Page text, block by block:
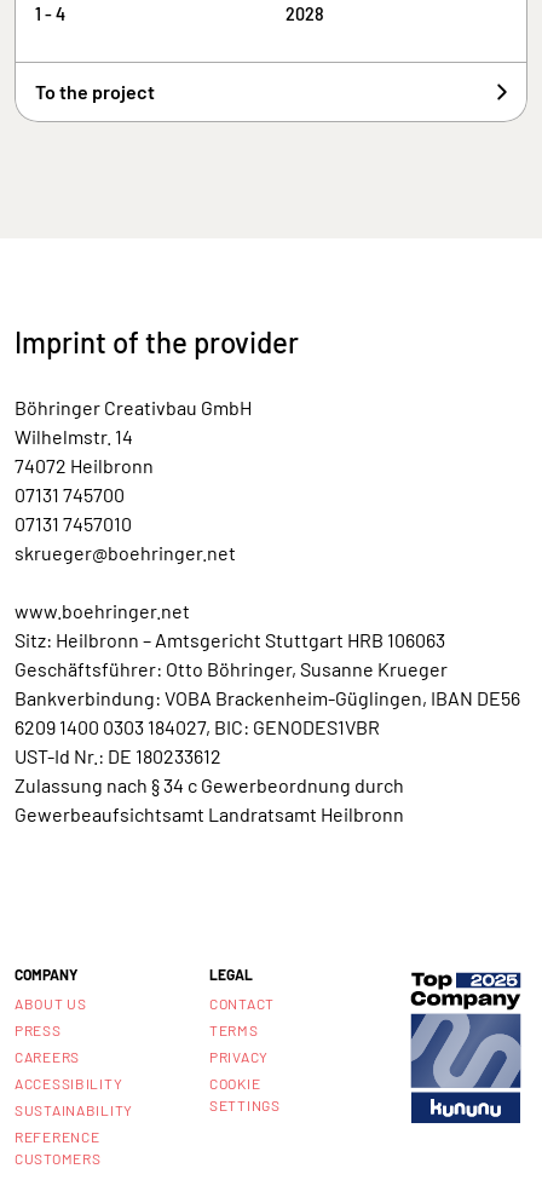
1 - 4 2028
To the project
Imprint of the provider
Böhringer Creativbau GmbH
Wilhelmstr. 14
74072 Heilbronn
07131 745700
07131 7457010
skrueger@boehringer.net
www.boehringer.net
Sitz: Heilbronn – Amtsgericht Stuttgart HRB 106063
Geschäftsführer: Otto Böhringer, Susanne Krueger
Bankverbindung: VOBA Brackenheim-Güglingen, IBAN DE56
6209 1400 0303 184027, BIC: GENODES1VBR
UST-Id Nr.: DE 180233612
Zulassung nach § 34 c Gewerbeordnung durch
Gewerbeaufsichtsamt Landratsamt Heilbronn
COMPANY
ABOUT US
PRESS
CAREERS
ACCESSIBILITY
SUSTAINABILITY
REFERENCE
CUSTOMERS
LEGAL
CONTACT
TERMS
PRIVACY
COOKIE
SETTINGS